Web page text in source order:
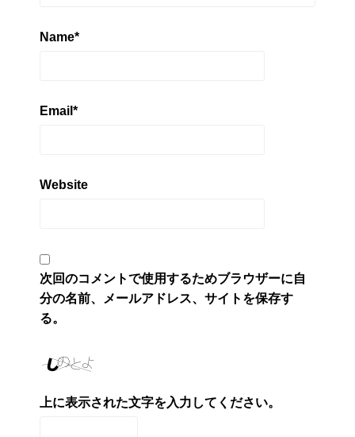
Name*
Email *
Website
次回のコメントで使用するためブラウザーに自
分の名前、メールアドレス、サイトを保存す
る。
上に表示された文字を入力してください。